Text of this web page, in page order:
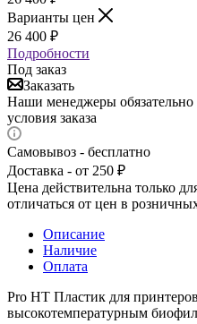
Варианты цен
26 400 ₽
Подробности
Под заказ
Заказать
Наши менеджеры обязательно
условия заказа
Самовывоз - бесплатно
Доставка - от 250 ₽
Цена действительна только
отличаться от цен в
Описание
Наличие
Оплата
Pro HT Пластик для
высокотемпературным